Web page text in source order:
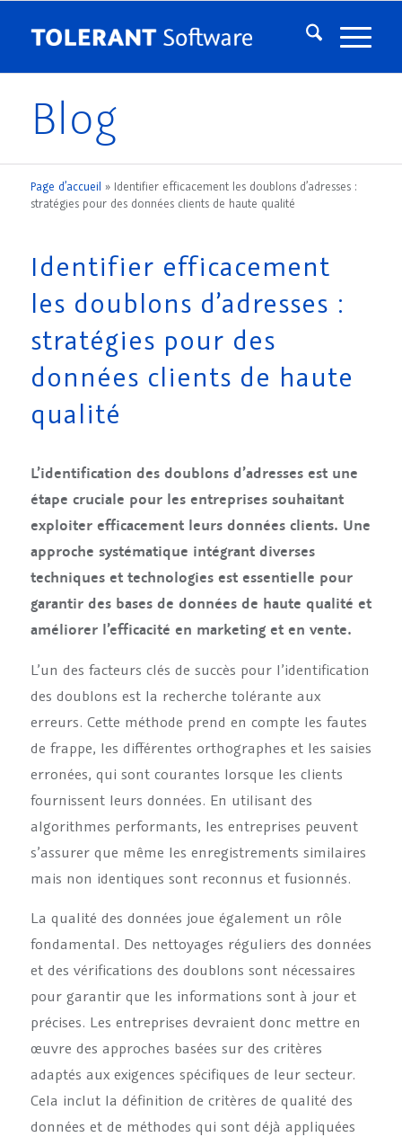
Blog
Page d’accueil » Identifier efficacement les doublons d’adresses :
stratégies pour des données clients de haute qualité
Identifier efficacement
les doublons d’adresses :
stratégies pour des
données clients de haute
qualité
L’identification des doublons d’adresses est une
étape cruciale pour les entreprises souhaitant
exploiter efficacement leurs données clients. Une
approche systématique intégrant diverses
techniques et technologies est essentielle pour
garantir des bases de données de haute qualité et
améliorer l’efficacité en marketing et en vente.
L’un des facteurs clés de succès pour l’identification
des doublons est la recherche tolérante aux
erreurs. Cette méthode prend en compte les fautes
de frappe, les différentes orthographes et les saisies
erronées, qui sont courantes lorsque les clients
fournissent leurs données. En utilisant des
algorithmes performants, les entreprises peuvent
s’assurer que même les enregistrements similaires
mais non identiques sont reconnus et fusionnés.
La qualité des données joue également un rôle
fondamental. Des nettoyages réguliers des données
et des vérifications des doublons sont nécessaires
pour garantir que les informations sont à jour et
précises. Les entreprises devraient donc mettre en
œuvre des approches basées sur des critères
adaptés aux exigences spécifiques de leur secteur.
Cela inclut la définition de critères de qualité des
données et de méthodes qui sont déjà appliquées